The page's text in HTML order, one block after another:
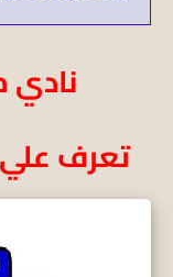
تعرف علي